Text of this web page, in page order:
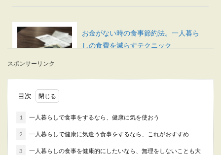
お金がない時の食事節約法。一人暮ら
しの食費を減らすテクニック
る方法。手軽に楽しむために
スポンサーリンク
目次
1 一人暮らしで食事をするなら、健康に気を使おう
2 一人暮らしで健康に気遣う食事をするなら、これがおすすめ
3
一人暮らしの食事を健康的にしたいなら、無理をしないことも大